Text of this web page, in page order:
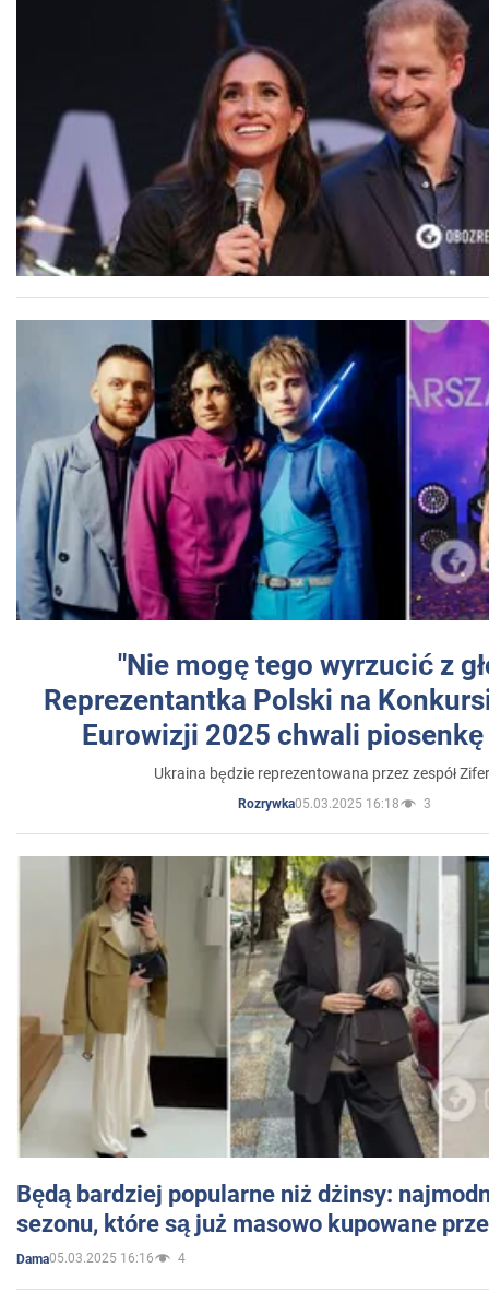
"Nie mogę tego wyrzucić z
Reprezentantka Polski na
Eurowizji 2025 chwali
Ukraina będzie reprezentowana przez zespół
Rozrywka05.03.2025 16:18 3
Będą bardziej popularne niż dżinsy:
sezonu, które są już masowo kupowane
Dama05.03.2025 16:16 4